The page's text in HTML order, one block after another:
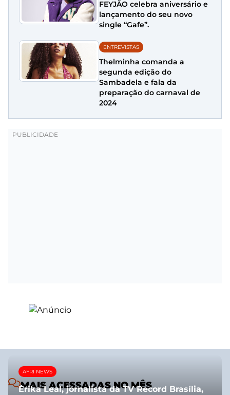
FEYJÃO celebra aniversário e
lançamento do seu novo
single “Gafe”.
ENTREVISTAS
Thelminha comanda a
segunda edição do
Sambadela e fala da
preparação do carnaval de
2024
MAIS ACESSADAS NO MÊS
AFRI NEWS
Érika Leal, jornalista da TV Record Brasília,